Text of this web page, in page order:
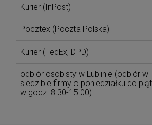
Kurier (InPost)
Pocztex (Poczta Polska)
Kurier (FedEx, DPD)
odbiór osobisty w Lublinie (odbiór w
siedzibie firmy o poniedziałku do
w godz. 8.30-15.00)